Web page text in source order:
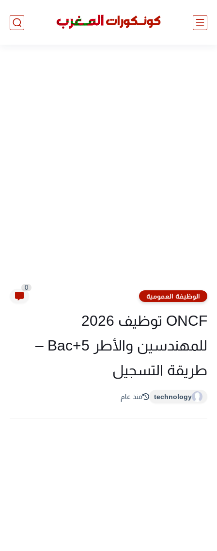
الوظيفة العمومية
0
ONCF توظيف 2026
للمهندسين والأطر Bac+5 –
طريقة التسجيل
technology منذ عام